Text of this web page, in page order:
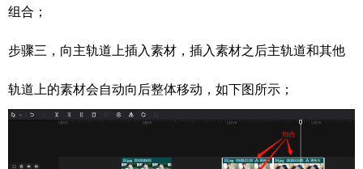
组合；
步骤三，向主轨道上插入素材，插入素材之后主轨道和其他
轨道上的素材会自动向后整体移动，如下图所示；